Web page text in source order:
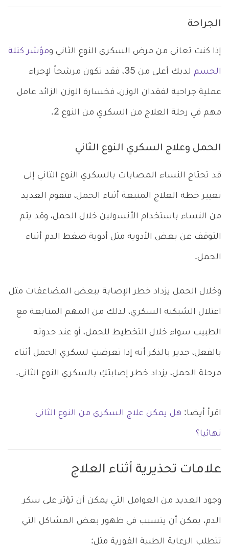
الجراحة
إذا كنت تعاني من مرض السكري النوع الثاني ومؤشر كتلة
الجسم لديك أعلى من 35، فقد تكون مرشحاً لإجراء
عملية جراحية لفقدان الوزن، فخسارة الوزن الزائد عامل
مهم في رحلة العلاج من السكري من النوع 2.
الحمل وعلاج السكري النوع الثاني
قد تحتاج النساء المصابات بالسكري النوع الثاني إلى
تغيير خطة العلاج المتبعة أثناء الحمل، فتقوم العديد
من النساء باستخدام الأنسولين خلال الحمل، وقد يتم
التوقف عن بعض الأدوية مثل أدوية ضغط الدم أثناء
الحمل.
وخلال الحمل يزداد خطر الإصابة ببعض المضاعفات مثل
اعتلال الشبكية السكري، لذلك من المهم المتابعة مع
الطبيب سواء خلال التخطيط للحمل، أو عند حدوثه
بالفعل، جدير بالذكر أنه إذا تعرضتِ لسكري الحمل أثناء
مرحلة الحمل، يزداد خطر إصابتكِ بالسكري النوع الثاني.
اقرأ أيضا: هل يمكن علاج السكري من النوع الثاني
نهائيا؟
علامات تحذيرية أثناء العلاج
وجود العديد من العوامل التي يمكن أن تؤثر على سكر
الدم، يمكن أن يتسبب في ظهور بعض المشاكل التي
تتطلب الرعاية الطبية الفورية مثل: